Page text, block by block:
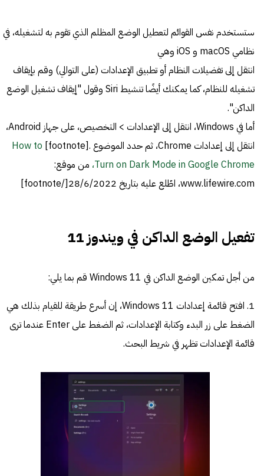
ستستخدم نفس القوائم لتعطيل الوضع المظلم الذي تقوم به لتشغيله، في
نظامي macOS و iOS وهي
انتقل إلى تفضيلات النظام أو تطبيق الإعدادات (على التوالي) وقم بإيقاف
تشغيله للنظام، كما يمكنك أيضًا تنشيط Siri وقول "إيقاف تشغيل الوضع
الداكن".
أما في Windows، انتقل إلى الإعدادات > التخصيص، على جهاز Android،
انتقل إلى إعدادات Chrome، ثم حدد الموضوع .[footnote]
How to
Turn on Dark Mode in Google Chrome، من موقع:
www.lifewire.com، اطّلع عليه بتاريخ 28/6/2022[/footnote]
تفعيل الوضع الداكن في ويندوز 11
من أجل تمكين الوضع الداكن في Windows 11 قم بما يلي:
1. افتح قائمة إعدادات Windows 11، إن أسرع طريقة للقيام بذلك هي
الضغط على زر البدء وكتابة الإعدادات، ثم الضغط على Enter عندما ترى
قائمة الإعدادات تظهر في شريط البحث.